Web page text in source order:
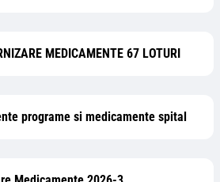
MEDICAMENTE 67 LOTURI
programe si medicamente spital